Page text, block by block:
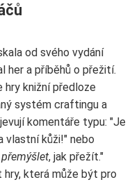
od svého vydání
her a příběhů o přežití.
hry knižní předloze
systém craftingu a
komentáře typu: "Je
vlastní kůži!" nebo
, jak přežít."
která může být pro